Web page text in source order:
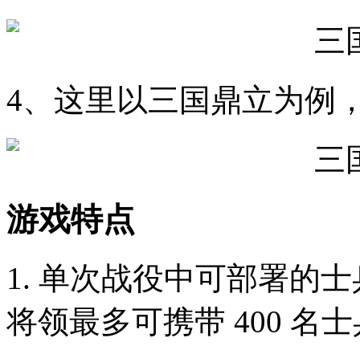
4、这里以三国鼎立为例
游戏特点
1. 单次战役中可部署的
将领最多可携带 400 名